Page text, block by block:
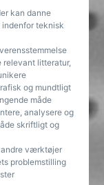
kan danne
indenfor teknisk
relevant litteratur,
og mundtligt
måde
analysere og
skriftligt og
andre værktøjer
problemstilling